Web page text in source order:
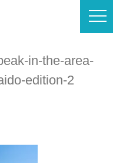
in-the-area-
edition-2